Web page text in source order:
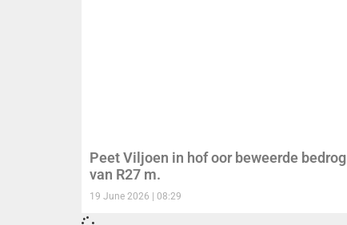
Peet Viljoen in hof oor beweerde bedrog
van R27 m.
19 June 2026 08:29